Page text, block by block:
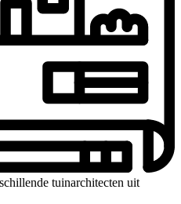
tuinarchitecten uit